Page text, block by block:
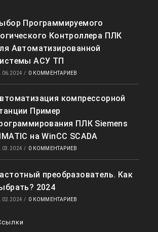
Программируемого
Контроллера ПЛК
Автоматизированной
АСУ ТП
/ 0 КОММЕНТАРИЕВ
компрессорной
Пример
ПЛК Siemens
на WinCC SCADA
/ 0 КОММЕНТАРИЕВ
преобразователь. Как
2024
/ 0 КОММЕНТАРИЕВ